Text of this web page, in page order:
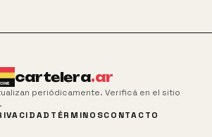
cartelera.ar
periódicamente. Verificá en el sitio
TÉRMINOSCONTACTO